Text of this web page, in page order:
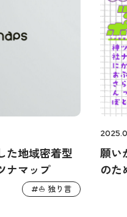
た地域密着型
ナマップ
#⛵️ 独り言
願い
のた